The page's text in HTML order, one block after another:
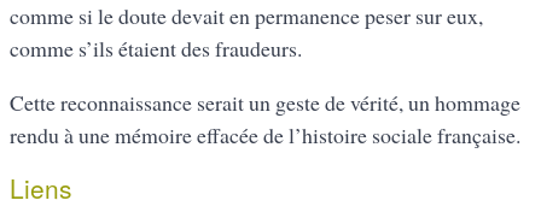
comme si le doute devait en permanence peser sur eux,
comme s’ils étaient des fraudeurs.
Cette reconnaissance serait un geste de vérité, un hommage
rendu à une mémoire effacée de l’histoire sociale française.
Liens